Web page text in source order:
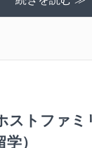
ストファミ
）